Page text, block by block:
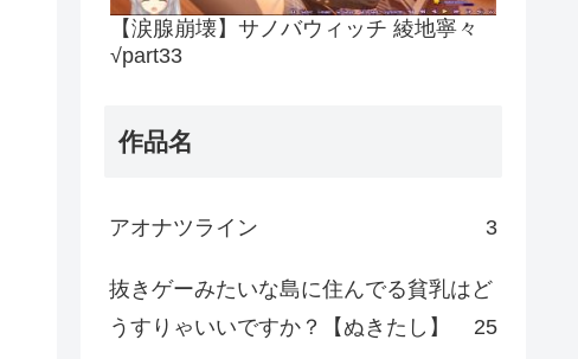
【涙腺崩壊】サノバウィッチ 綾地寧々
√part33
作品名
アオナツライン 3
抜きゲーみたいな島に住んでる貧乳はど
うすりゃいいですか？【ぬきたし】
25